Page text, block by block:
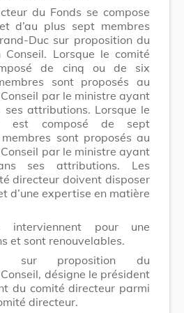
du Fonds se compose
d’au plus sept membres
Duc sur proposition du
Conseil. Lorsque le comité
de cinq ou de six
sont proposés au
par le ministre ayant
ses attributions. Lorsque le
est composé de sept
sont proposés au
par le ministre ayant
ses attributions. Les
directeur doivent disposer
d’une expertise en matière
interviennent pour une
et sont renouvelables.
sur proposition du
désigne le président
du comité directeur parmi
directeur.